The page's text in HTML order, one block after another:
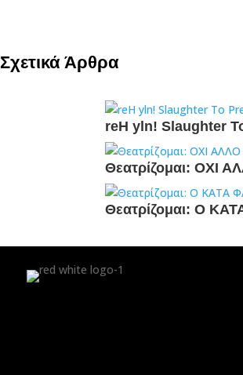
Σχετικά Άρθρα
reH yln! Slaughter
Θεατρίζομαι: ΟΧΙ
Θεατρίζομαι: Ο